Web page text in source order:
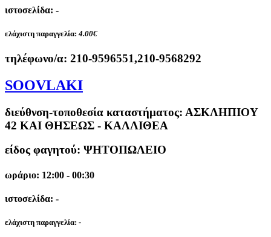
ιστοσελίδα: -
ελάχιστη παραγγελία: 4.00€
τηλέφωνο/α: 210-9596551,210-9568292
SOOVLAKI
διεύθνση-τοποθεσία καταστήματος: ΑΣΚΛΗΠΙΟΥ
42 ΚΑΙ ΘΗΣΕΩΣ - ΚΑΛΛΙΘΕΑ
είδος φαγητού: ΨΗΤΟΠΩΛΕΙΟ
ωράριο: 12:00 - 00:30
ιστοσελίδα: -
ελάχιστη παραγγελία: -